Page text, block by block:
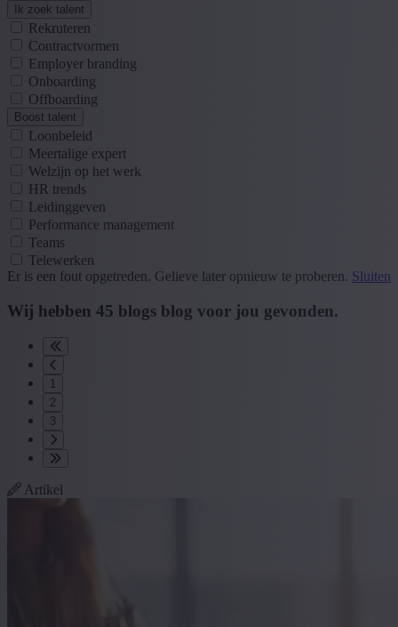
Ik zoek talent
Rekruteren
Contractvormen
Employer branding
Onboarding
Offboarding
Boost talent
Loonbeleid
Meertalige expert
Welzijn op het werk
HR trends
Leidinggeven
Performance management
Teams
Telewerken
Er is een fout opgetreden. Gelieve later opnieuw te proberen. Sluiten
Wij hebben 45 blogs blog voor jou gevonden.
1
2
3
Artikel